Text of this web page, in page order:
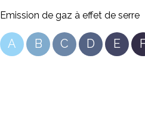
Emission de gaz à effet de serre
A B C D E